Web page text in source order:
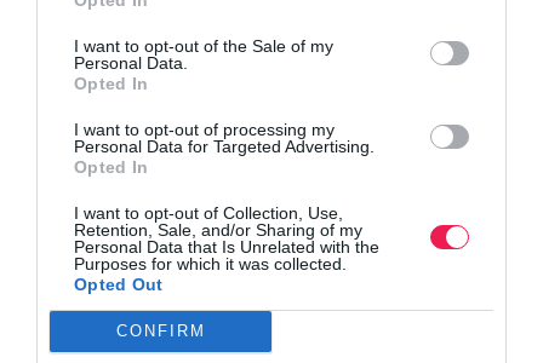
I want to opt-out of the Sale of my
Personal Data.
Opted In
I want to opt-out of processing my
Personal Data for Targeted Advertising.
Opted In
I want to opt-out of Collection, Use,
Retention, Sale, and/or Sharing of my
Personal Data that Is Unrelated with the
Purposes for which it was collected.
Opted Out
CONFIRM